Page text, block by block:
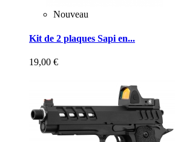
Nouveau
Kit de 2 plaques Sapi en...
19,00 €